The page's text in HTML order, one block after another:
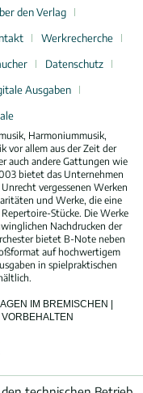
den Verlag
Werkrecherche
Datenschutz
Ausgaben
Harmoniummusik,
vor allem aus der Zeit der
auch andere Gattungen wie
bietet das Unternehmen
vergessenen Werken
und Werke, die eine
Stücke. Die Werke
Nachdrucken der
bietet B-Note neben
auf hochwertigem
in spielpraktischen
IM BREMISCHEN |